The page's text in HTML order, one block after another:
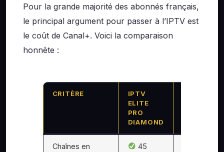
Pour la grande majorité des abonnés français,
le principal argument pour passer à l’IPTV est
le coût de Canal+. Voici la comparaison
honnête :
CRITÈRE
IPTV
ELITE
PRO
DIAMOND
Chaînes en
45